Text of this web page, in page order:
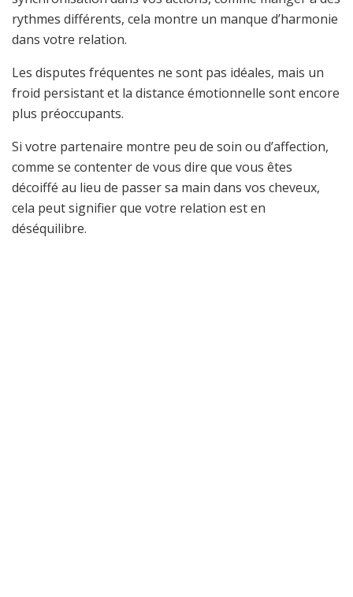
rythmes différents, cela montre un manque d’harmonie
dans votre relation.
Les disputes fréquentes ne sont pas idéales, mais un
froid persistant et la distance émotionnelle sont encore
plus préoccupants.
Si votre partenaire montre peu de soin ou d’affection,
comme se contenter de vous dire que vous êtes
décoiffé au lieu de passer sa main dans vos cheveux,
cela peut signifier que votre relation est en
déséquilibre.